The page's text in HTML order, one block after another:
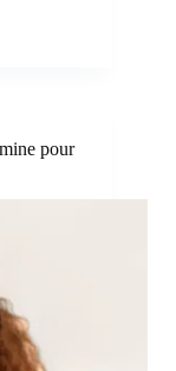
pour